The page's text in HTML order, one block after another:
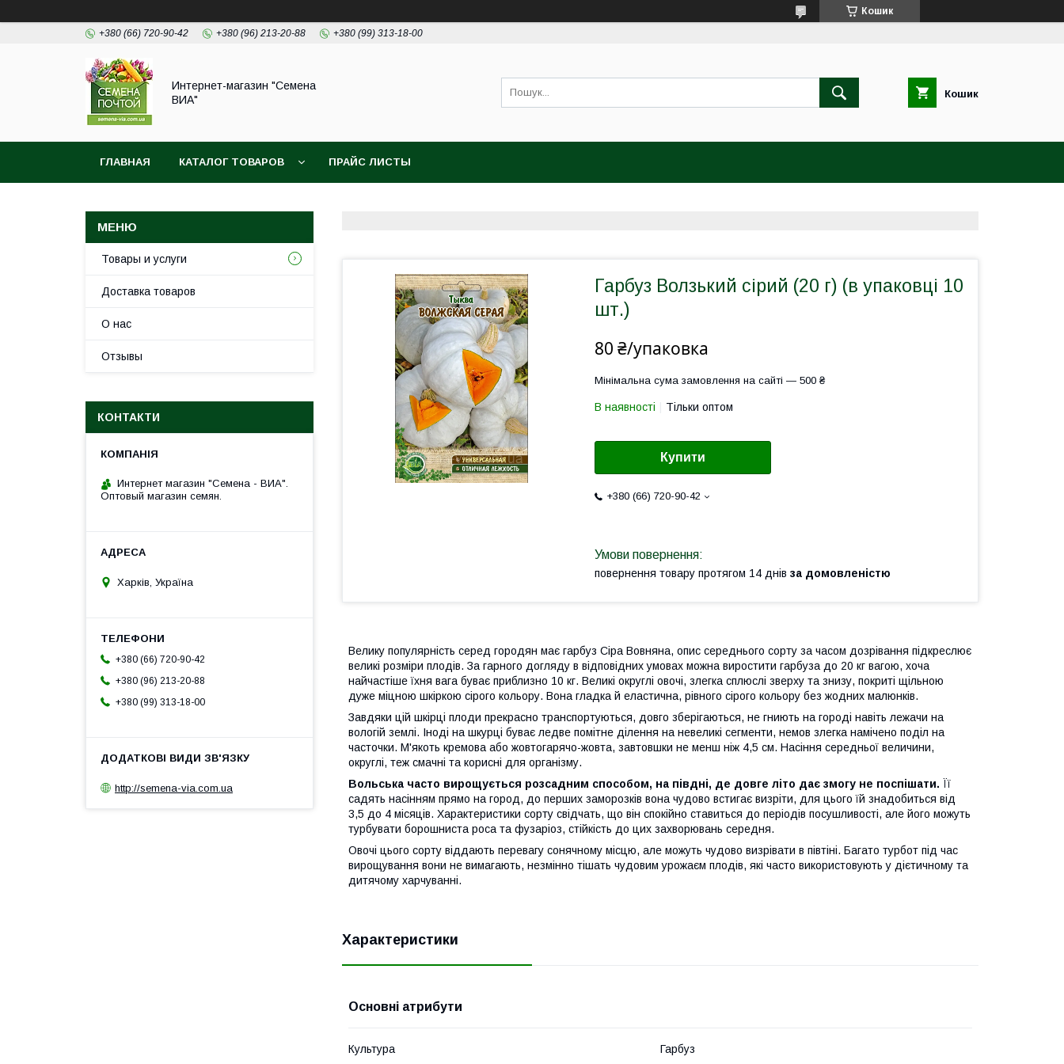
Кошик
+380 (66) 720-90-42 +380 (96) 213-20-88 +380 (99) 313-18-00
Интернет-магазин "Семена
ВИА"
Кошик
ГЛАВНАЯ КАТАЛОГ ТОВАРОВ ПРАЙС ЛИСТЫ
Гарбуз Волзький сірий (20 г) (в упаковці 10
шт.)
80 ₴/упаковка
Мінімальна сума замовлення на сайті — 500 ₴
В наявності Тільки оптом
Купити
+380 (66) 720-90-42
повернення товару протягом 14 днів за домовленістю
Велику популярність серед городян має гарбуз Сіра Вовняна, опис середнього сорту за часом дозрівання підкреслює
великі розміри плодів. За гарного догляду в відповідних умовах можна виростити гарбуза до 20 кг вагою, хоча
найчастіше їхня вага буває приблизно 10 кг. Великі округлі овочі, злегка сплюслі зверху та знизу, покриті щільною
дуже міцною шкіркою сірого кольору. Вона гладка й еластична, рівного сірого кольору без жодних малюнків.
Завдяки цій шкірці плоди прекрасно транспортуються, довго зберігаються, не гниють на городі навіть лежачи на
вологій землі. Іноді на шкурці буває ледве помітне ділення на невеликі сегменти, немов злегка намічено поділ на
часточки. М'якоть кремова або жовтогарячо-жовта, завтовшки не менш ніж 4,5 см. Насіння середньої величини,
округлі, теж смачні та корисні для організму.
Вольська часто вирощується розсадним способом, на півдні, де довге літо дає змогу не поспішати. Її
садять насінням прямо на город, до перших заморозків вона чудово встигає визріти, для цього їй знадобиться від
3,5 до 4 місяців. Характеристики сорту свідчать, що він спокійно ставиться до періодів посушливості, але його можуть
турбувати борошниста роса та фузаріоз, стійкість до цих захворювань середня.
Овочі цього сорту віддають перевагу сонячному місцю, але можуть чудово визрівати в півтіні. Багато турбот під час
вирощування вони не вимагають, незмінно тішать чудовим урожаєм плодів, які часто використовують у дієтичному та
дитячому харчуванні.
Характеристики
Основні атрибути
Культура Гарбуз
Товары и услуги
Доставка товаров
О нас
Отзывы
КОНТАКТИ
Интернет магазин "Семена - ВИА".
Оптовый магазин семян.
Харків, Україна
+380 (66) 720-90-42
+380 (96) 213-20-88
+380 (99) 313-18-00
http://semena-via.com.ua